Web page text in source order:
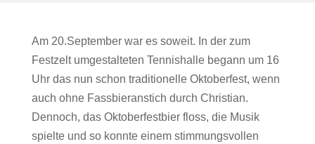
Am 20.September war es soweit. In der zum
Festzelt umgestalteten Tennishalle begann um 16
Uhr das nun schon traditionelle Oktoberfest, wenn
auch ohne Fassbieranstich durch Christian.
Dennoch, das Oktoberfestbier floss, die Musik
spielte und so konnte einem stimmungsvollen